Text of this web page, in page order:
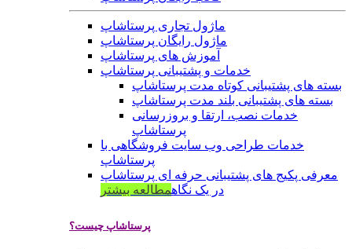
ماژول تجاری پرستاشاپ
ماژول رایگان پرستاشاپ
آموزش های پرستاشاپ
خدمات و پشتیبانی پرستاشاپ
بسته های پشتیبانی کوتاه مدت پرستاشاپ
بسته های پشتیبانی بلند مدت پرستاشاپ
خدمات نصب، ارتقا و بروزرسانی
پرستاشاپ
خدمات طراحی وب سایت فروشگاهی با
پرستاشاپ
معرفی پکیج های پشتیبانی حرفه ای پرستاشاپ
در یک نگاهمطالعه بیشتر
پرستاشاپ چیست؟